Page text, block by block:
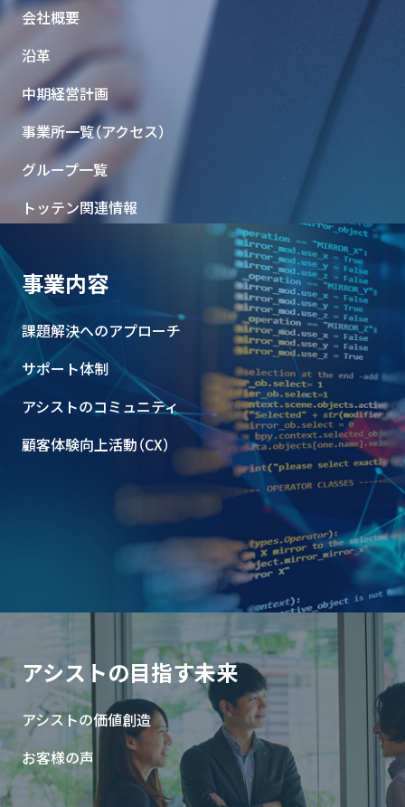
会社概要
沿革
中期経営計画
事業所一覧（アクセス）
グループ一覧
トッテン関連情報
事業内容
課題解決へのアプローチ
サポート体制
アシストのコミュニティ
顧客体験向上活動（CX）
アシストの目指す未来
アシストの価値創造
お客様の声